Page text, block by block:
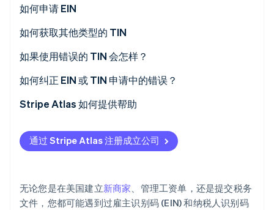
SSN
ITIN
商家何时应申请 EIN？
LLC 是否需要 EIN？
自由职业者是否需要 EIN？
如何申请 EIN
如何获取其他类型的 TIN
如果使用错误的 TIN 会怎样？
如何纠正 EIN 或 TIN 申请中的错误？
更正 EIN 申请
更正 TIN 申请
Stripe Atlas 如何提供帮助
申请使用 Atlas
在获取雇主识别号 (EIN) 前开通收款和银行服务
合作伙伴抵扣金与折扣
通过 Stripe Atlas 注册成立公司
无论您是在美国建立新商家、管理工资单，还是提交税务
文件，您都可能遇到过雇主识别码 (EIN) 和纳税人识别码